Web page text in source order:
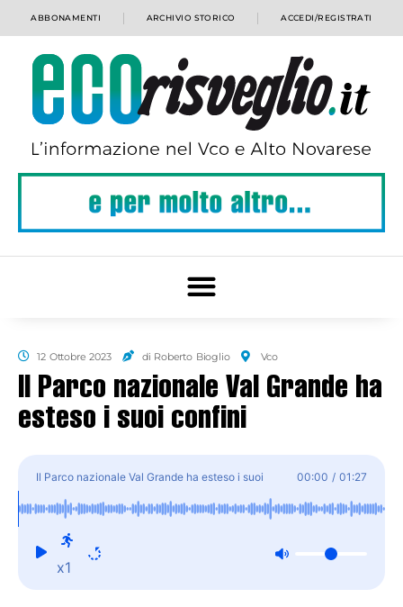
ABBONAMENTI ARCHIVIO STORICO ACCEDI/REGISTRATI
12 Ottobre 2023 di Roberto Bioglio Vco
Il Parco nazionale Val Grande ha
esteso i suoi confini
Il Parco nazionale Val Grande ha esteso i suoi
confini
00:00 / 01:27
x1